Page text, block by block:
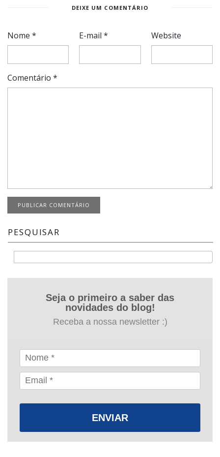
DEIXE UM COMENTÁRIO
Nome * E-mail* Website
Comentário *
PESQUISAR
Seja o primeiro a saber das
novidades do blog!
Receba a nossa newsletter :)
ENVIAR